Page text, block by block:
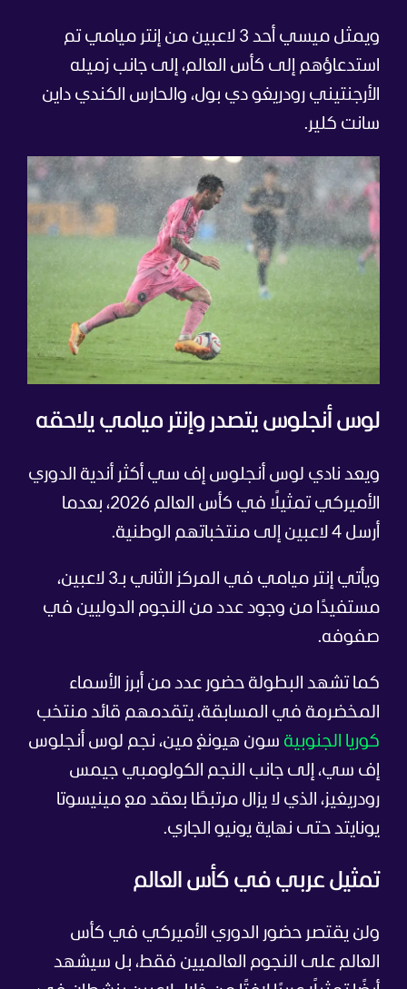
ويمثل ميسي أحد 3 لاعبين من إنتر ميامي تم
استدعاؤهم إلى كأس العالم، إلى جانب زميله
الأرجنتيني رودريغو دي بول، والحارس الكندي داين
سانت كلير.
لوس أنجلوس يتصدر وإنتر ميامي يلاحقه
ويعد نادي لوس أنجلوس إف سي أكثر أندية الدوري
الأميركي تمثيلًا في كأس العالم 2026، بعدما
أرسل 4 لاعبين إلى منتخباتهم الوطنية.
ويأتي إنتر ميامي في المركز الثاني بـ3 لاعبين،
مستفيدًا من وجود عدد من النجوم الدوليين في
صفوفه.
كما تشهد البطولة حضور عدد من أبرز الأسماء
المخضرمة في المسابقة، يتقدمهم قائد منتخب
كوريا الجنوبية سون هيونغ مين، نجم لوس أنجلوس
إف سي، إلى جانب النجم الكولومبي جيمس
رودريغيز، الذي لا يزال مرتبطًا بعقد مع مينيسوتا
يونايتد حتى نهاية يونيو الجاري.
تمثيل عربي في كأس العالم
ولن يقتصر حضور الدوري الأميركي في كأس
العالم على النجوم العالميين فقط، بل سيشهد